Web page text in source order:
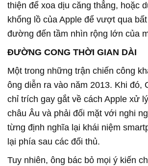
thiện để xoa dịu căng thẳng, hoặc
khổng lồ của Apple để vượt qua
đường đến tầm nhìn rộng lớn của
ĐƯỜNG CONG THỜI GIAN DÀI
Một trong những trận chiến công
ông diễn ra vào năm 2013. Khi đó,
chỉ trích gay gắt về cách Apple xử
châu Âu và phải đối mặt với nghi
từng định nghĩa lại khái niệm
lại phía sau các đối thủ.
Tuy nhiên, ông bác bỏ mọi ý kiến